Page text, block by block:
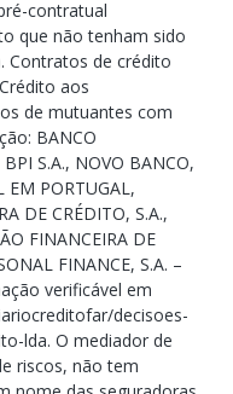
contratual
que não tenham sido
Contratos de crédito
aos
de mutuantes com
BANCO
S.A., NOVO BANCO,
EM PORTUGAL,
DE CRÉDITO, S.A.,
FINANCEIRA DE
FINANCE, S.A. –
verificável em
decisoes-
lda. O mediador de
riscos, não tem